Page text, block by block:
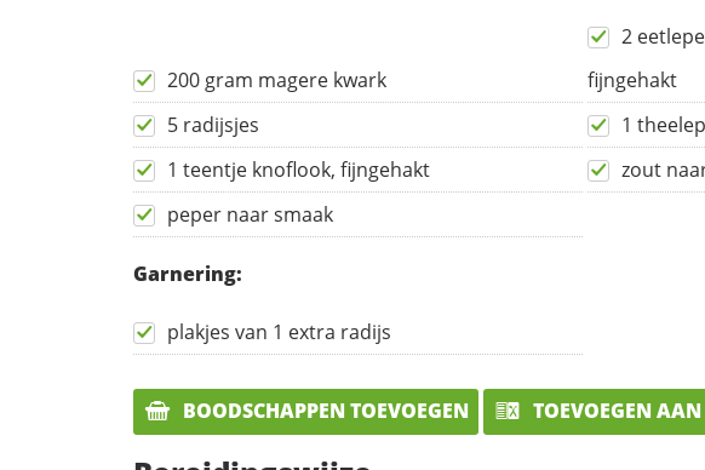
200 gram magere kwark
2
fijngehakt
5 radijsjes
1
1 teentje knoflook, fijngehakt
zout
peper naar smaak
Garnering:
plakjes van 1 extra radijs
BOODSCHAPPEN TOEVOEGEN TOEVOEGEN